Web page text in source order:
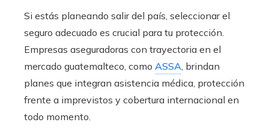
Si estás planeando salir del país, seleccionar el
seguro adecuado es crucial para tu protección.
Empresas aseguradoras con trayectoria en el
mercado guatemalteco, como ASSA, brindan
planes que integran asistencia médica, protección
frente a imprevistos y cobertura internacional en
todo momento.